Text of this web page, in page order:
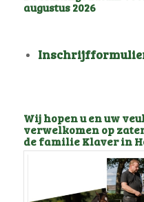
augustus 2026
Wij hopen u en uw
verwelkomen op
de familie Klaver in